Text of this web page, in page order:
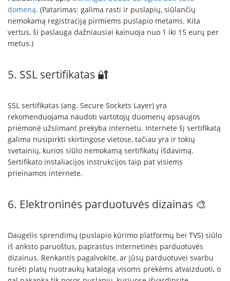
domeną. (Patarimas: galima rasti ir puslapių, siūlančių
nemokamą registraciją pirmiems puslapio metams. Kita
vertus, ši paslauga dažniausiai kainuoja nuo 1 iki 15 eurų per
metus.)
5. SSL sertifikatas 🔐
SSL sertifikatas (ang. Secure Sockets Layer) yra
rekomenduojama naudoti vartotojų duomenų apsaugos
priemonė užsiimant prekyba internetu. Internete šį sertifikatą
galima nusipirkti skirtingose vietose, tačiau yra ir tokių
svetainių, kurios siūlo nemokamą sertifikatų išdavimą.
Sertifikato instaliacijos instrukcijos taip pat visiems
prieinamos internete.
6. Elektroninės parduotuvės dizainas 🎨
Daugelis sprendimų (puslapio kūrimo platformų bei TVS) siūlo
iš anksto paruoštus, paprastus internetinės parduotuvės
dizainus. Renkantis pagalvokite, ar jūsų parduotuvei svarbu
turėti platų nuotraukų katalogą visoms prekėms atvaizduoti, o